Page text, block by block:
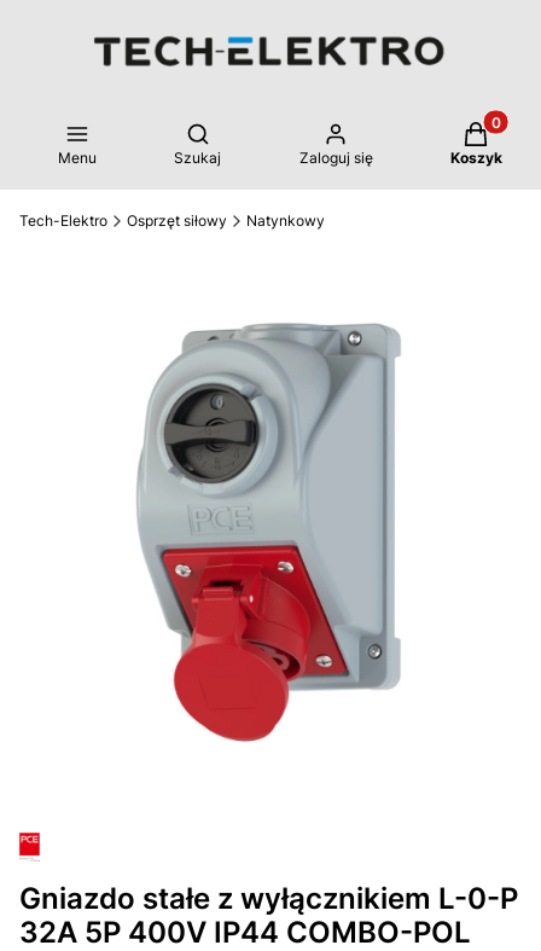
Menu
Otwórz wyszukiwarkę
Szukaj Zaloguj się Koszyk
Tech-Elektro Osprzęt siłowy Natynkowy
Gniazdo stałe z wyłącznikiem L-0-P
32A 5P 400V IP44 COMBO-POL